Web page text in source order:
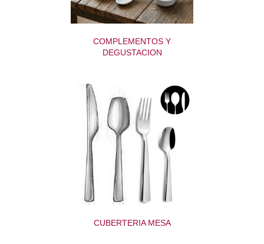
COMPLEMENTOS Y
DEGUSTACION
CUBERTERIA MESA